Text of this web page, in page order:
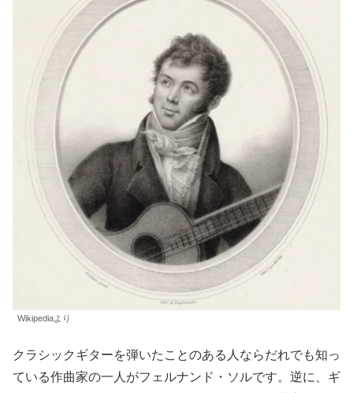
Wikipediaより
クラシックギターを弾いたことのある人ならだれでも知っ
ている作曲家の一人がフェルナンド・ソルです。逆に、ギ